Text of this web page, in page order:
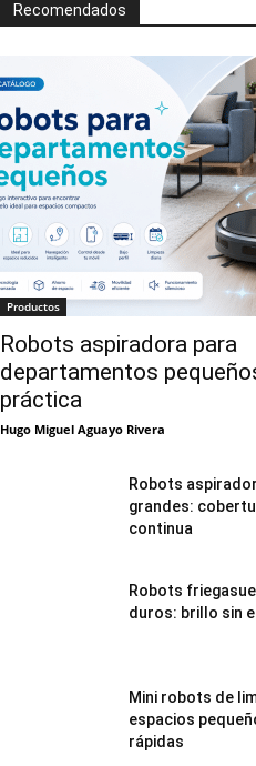
Recomendados
Productos
Robots aspiradora para
departamentos
práctica
Hugo Miguel Aguayo Rivera
Robots
grandes:
continua
Robots
duros: brillo sin
Mini robots de
espacios
rápidas